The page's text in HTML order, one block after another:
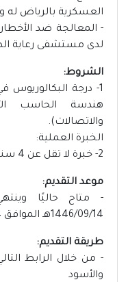
العسكرية بالرياض له
- المعالجة ضد الأخطار
لدى مستشفى رعاية
الشروط:
1- درجة
هندسة الحاسب
والاتصالات).
الخبرة العملية:
2- خبرة لا تقل عن 4 سنوات.
موعد التقديم:
- متاح حاليًا
1446/09/14هـ الموافق 2025/03/14م.
طريقة التقديم:
- من خلال الرابط
والأسود